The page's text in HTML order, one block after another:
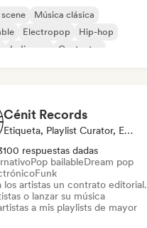
Música clásica
Electropop
Hip-hop
Indie pop Cantautor
Cénit Records
Etiqueta, Playlist Curator, Editor
respuestas dadas
Pop bailableDream pop
Funk
los artistas un contrato editorial.
o lanzar su música
a mis playlists de mayor